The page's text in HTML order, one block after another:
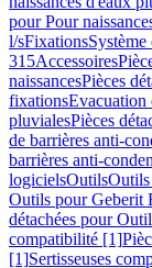
pour Pour
l/sFixations
315Accessoires
naissancesPièces
fixationsEvacuation
pluvialesPièces
de barrières anti-
barrières anti-
logicielsOutils
Outils pour Geberit
détachées pour
compatibilité [1]
[1]Sertisseuses